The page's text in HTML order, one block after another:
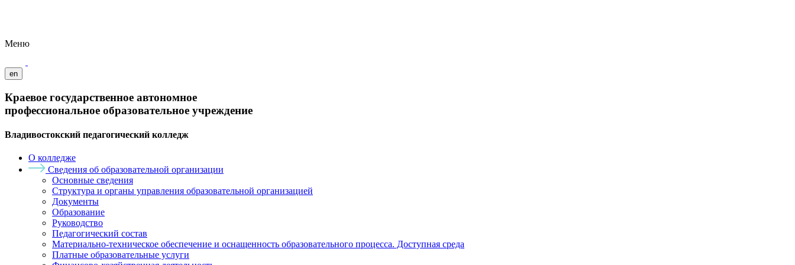
Меню
en
Краевое государственное автономное
профессиональное образовательное учреждение
Владивостокский педагогический колледж
О колледже
Сведения об образовательной организации
Основные сведения
Структура и органы управления образовательной организацией
Документы
Образование
Руководство
Педагогический состав
Материально-техническое обеспечение и оснащенность образовательного процесса. Доступная среда
Платные образовательные услуги